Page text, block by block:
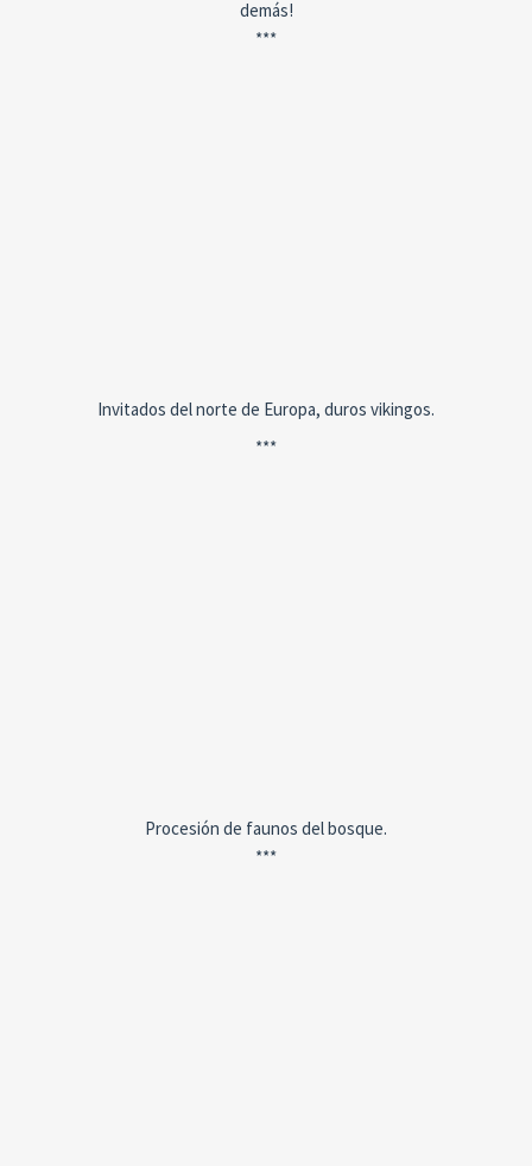
demás!
***
Invitados del norte de Europa, duros vikingos.
***
Procesión de faunos del bosque.
***